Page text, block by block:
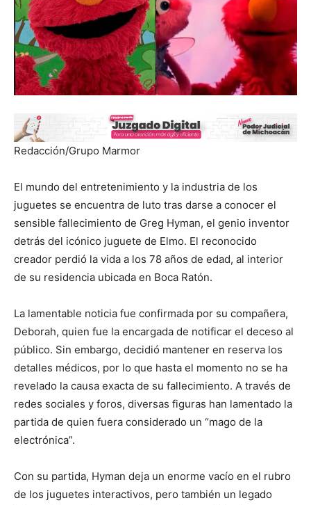
Redacción/Grupo Marmor
El mundo del entretenimiento y la industria de los
juguetes se encuentra de luto tras darse a conocer el
sensible fallecimiento de Greg Hyman, el genio inventor
detrás del icónico juguete de Elmo. El reconocido
creador perdió la vida a los 78 años de edad, al interior
de su residencia ubicada en Boca Ratón.
La lamentable noticia fue confirmada por su compañera,
Deborah, quien fue la encargada de notificar el deceso al
público. Sin embargo, decidió mantener en reserva los
detalles médicos, por lo que hasta el momento no se ha
revelado la causa exacta de su fallecimiento. A través de
redes sociales y foros, diversas figuras han lamentado la
partida de quien fuera considerado un “mago de la
electrónica”.
Con su partida, Hyman deja un enorme vacío en el rubro
de los juguetes interactivos, pero también un legado